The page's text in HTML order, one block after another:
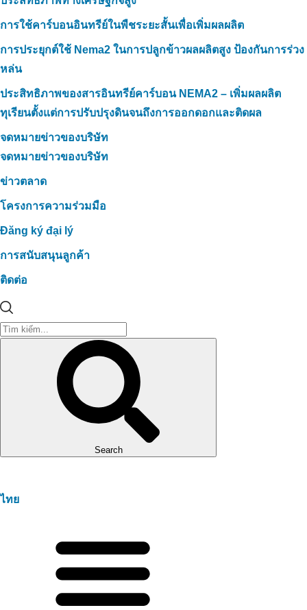
การใช้คาร์บอนอินทรีย์ในพืชระยะสั้นเพื่อเพิ่มผลผลิต
การประยุกต์ใช้ Nema2 ในการปลูกข้าวผลผลิตสูง ป้องกันการร่วง
หล่น
ประสิทธิภาพของสารอินทรีย์คาร์บอน NEMA2 – เพิ่มผลผลิต
ทุเรียนตั้งแต่การปรับปรุงดินจนถึงการออกดอกและติดผล
จดหมายข่าวของบริษัท
จดหมายข่าวของบริษัท
ข่าวตลาด
โครงการความร่วมมือ
Đăng ký đại lý
การสนับสนุนลูกค้า
ติดต่อ
Search
ไทย